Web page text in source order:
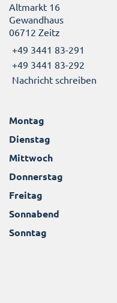
Altmarkt 16
Gewandhaus
06712 Zeitz
+49 3441 83-291
+49 3441 83-292
Nachricht schreiben
Montag
Dienstag
Mittwoch
Donnerstag
Freitag
Sonnabend
Sonntag